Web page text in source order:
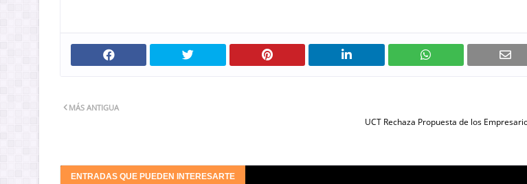
UCT Rechaza Propuesta de los
MÁS ANTIGUA
ENTRADAS QUE PUEDEN INTERESARTE